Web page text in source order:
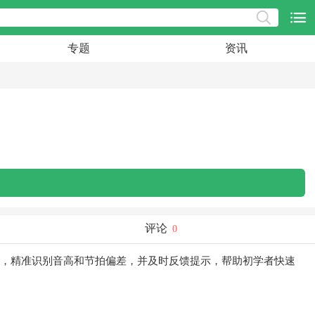
专题 资讯
评论 0
精准识别音高和节拍偏差，并及时反馈提示，帮助初学者快速